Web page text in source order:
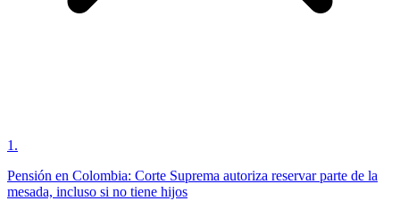
1 .
Pensión en Colombia: Corte Suprema autoriza reservar parte de la
mesada, incluso si no tiene hijos